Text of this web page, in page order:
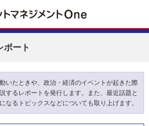
ポート
いたときや、政治・経済のイベントが起きた際
するレポートを発行します。また、最近話題と
なるトピックスなどについても取り上げます。